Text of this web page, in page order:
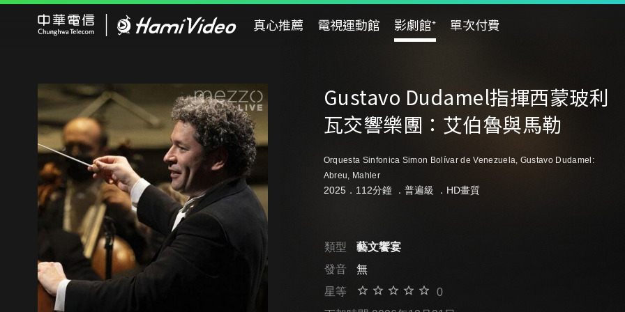
真心推薦 電視運動館 影劇館⁺ 單次付費
Gustavo Dudamel指揮西蒙玻利
瓦交響樂團：艾伯魯與馬勒
Orquesta Sinfonica Simon Bolívar de Venezuela, Gustavo Dudamel:
Abreu, Mahler
2025．112分鐘 ． 普遍級 ．HD畫質
類型
藝文饗宴
發音
無
星等
0